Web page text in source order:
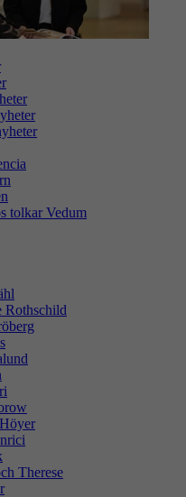
tolkar Vedum
Rothschild
Therese